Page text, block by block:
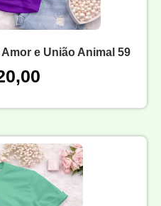
e União Animal 59